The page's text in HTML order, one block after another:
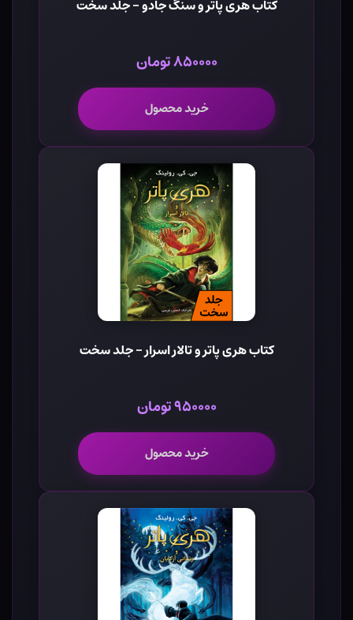
کتاب هری پاتر و سنگ جادو - جلد سخت
۸۵۰۰۰۰ تومان
خرید محصول
کتاب هری پاتر و تالار اسرار - جلد سخت
۹۵۰۰۰۰ تومان
خرید محصول